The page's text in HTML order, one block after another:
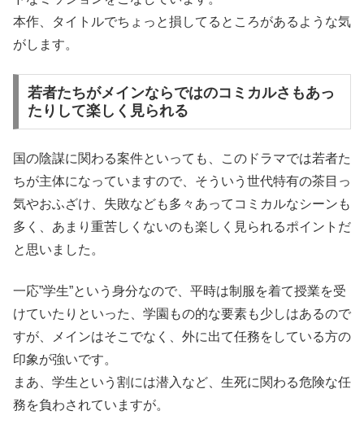
本作、タイトルでちょっと損してるところがあるような気
がします。
若者たちがメインならではのコミカルさもあっ
たりして楽しく見られる
国の陰謀に関わる案件といっても、このドラマでは若者た
ちが主体になっていますので、そういう世代特有の茶目っ
気やおふざけ、失敗なども多々あってコミカルなシーンも
多く、あまり重苦しくないのも楽しく見られるポイントだ
と思いました。
一応”学生”という身分なので、平時は制服を着て授業を受
けていたりといった、学園もの的な要素も少しはあるので
すが、メインはそこでなく、外に出て任務をしている方の
印象が強いです。
まあ、学生という割には潜入など、生死に関わる危険な任
務を負わされていますが。